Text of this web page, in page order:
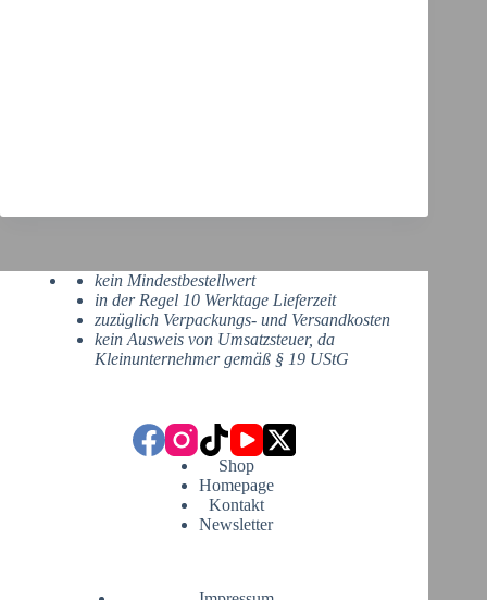
kein Mindestbestellwert
in der Regel 10 Werktage Lieferzeit
zuzüglich Verpackungs- und Versandkosten
kein Ausweis von Umsatzsteuer, da
Kleinunternehmer gemäß § 19 UStG
Shop
Homepage
Kontakt
Newsletter